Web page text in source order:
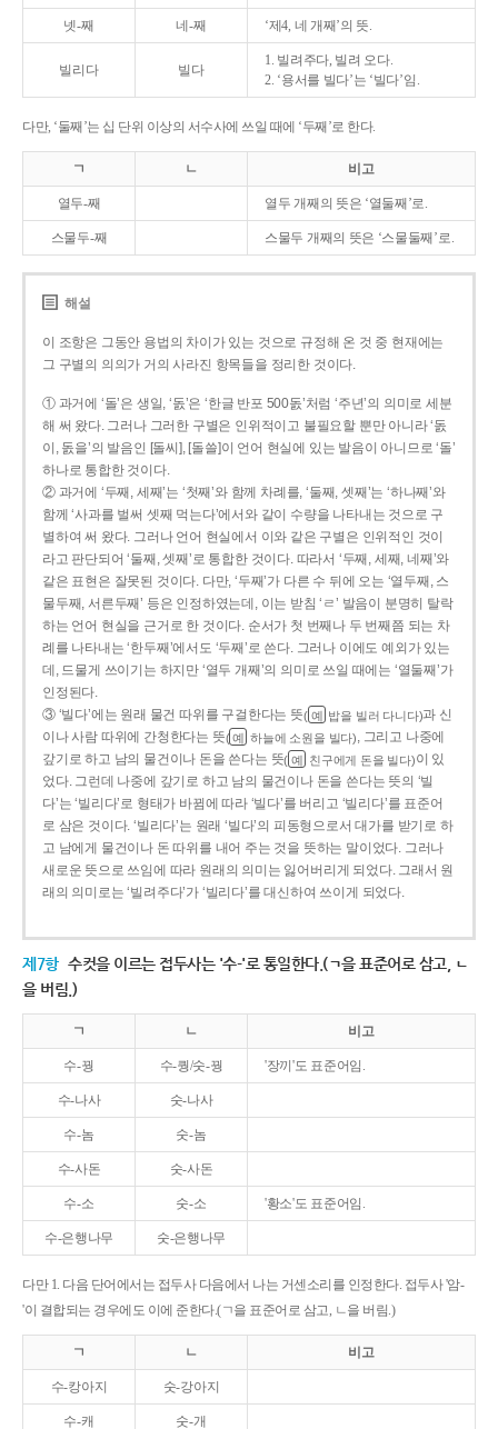
넷-째 네-째 ‘제4, 네 개째’의 뜻.
빌리다 빌다
1. 빌려주다, 빌려 오다.
2. ‘용서를 빌다’는 ‘빌다’임.
다만, ‘둘째’는 십 단위 이상의 서수사에 쓰일 때에 ‘두째’로 한다.
ㄱ ㄴ 비고
열두-째 열두 개째의 뜻은 ‘열둘째’로.
스물두-째 스물두 개째의 뜻은 ‘스물둘째’로.
해설
이 조항은 그동안 용법의 차이가 있는 것으로 규정해 온 것 중 현재에는
그 구별의 의의가 거의 사라진 항목들을 정리한 것이다.
① 과거에 ‘돌’은 생일, ‘돐’은 ‘한글 반포 500돐’처럼 ‘주년’의 의미로 세분
해 써 왔다. 그러나 그러한 구별은 인위적이고 불필요할 뿐만 아니라 ‘돐
이, 돐을’의 발음인 [돌씨], [돌쓸]이 언어 현실에 있는 발음이 아니므로 ‘돌’
하나로 통합한 것이다.
② 과거에 ‘두째, 세째’는 ‘첫째’와 함께 차례를, ‘둘째, 셋째’는 ‘하나째’와
함께 ‘사과를 벌써 셋째 먹는다’에서와 같이 수량을 나타내는 것으로 구
별하여 써 왔다. 그러나 언어 현실에서 이와 같은 구별은 인위적인 것이
라고 판단되어 ‘둘째, 셋째’로 통합한 것이다. 따라서 ‘두째, 세째, 네째’와
같은 표현은 잘못된 것이다. 다만, ‘두째’가 다른 수 뒤에 오는 ‘열두째, 스
물두째, 서른두째’ 등은 인정하였는데, 이는 받침 ‘ㄹ’ 발음이 분명히 탈락
하는 언어 현실을 근거로 한 것이다. 순서가 첫 번째나 두 번째쯤 되는 차
례를 나타내는 ‘한두째’에서도 ‘두째’로 쓴다. 그러나 이에도 예외가 있는
데, 드물게 쓰이기는 하지만 ‘열두 개째’의 의미로 쓰일 때에는 ‘열둘째’가
인정된다.
③ ‘빌다’에는 원래 물건 따위를 구걸한다는 뜻( 예 밥을 빌러 다니다)과 신
이나 사람 따위에 간청한다는 뜻( 예 하늘에 소원을 빌다), 그리고 나중에
갚기로 하고 남의 물건이나 돈을 쓴다는 뜻( 예 친구에게 돈을 빌다)이 있
었다. 그런데 나중에 갚기로 하고 남의 물건이나 돈을 쓴다는 뜻의 ‘빌
다’는 ‘빌리다’로 형태가 바뀜에 따라 ‘빌다’를 버리고 ‘빌리다’를 표준어
로 삼은 것이다. ‘빌리다’는 원래 ‘빌다’의 피동형으로서 대가를 받기로 하
고 남에게 물건이나 돈 따위를 내어 주는 것을 뜻하는 말이었다. 그러나
새로운 뜻으로 쓰임에 따라 원래의 의미는 잃어버리게 되었다. 그래서 원
래의 의미로는 ‘빌려주다’가 ‘빌리다’를 대신하여 쓰이게 되었다.
제7항 수컷을 이르는 접두사는 '수-'로 통일한다.(ㄱ을 표준어로 삼고, ㄴ
을 버림.)
ㄱ ㄴ 비고
수-꿩 수-퀑/숫-꿩 '장끼'도 표준어임.
수-나사 숫-나사
수-놈 숫-놈
수-사돈 숫-사돈
수-소 숫-소 '황소'도 표준어임.
수-은행나무 숫-은행나무
다만 1. 다음 단어에서는 접두사 다음에서 나는 거센소리를 인정한다. 접두사 '암-
'이 결합되는 경우에도 이에 준한다.(ㄱ을 표준어로 삼고, ㄴ을 버림.)
ㄱ ㄴ 비고
수-캉아지 숫-강아지
수-캐 숫-개